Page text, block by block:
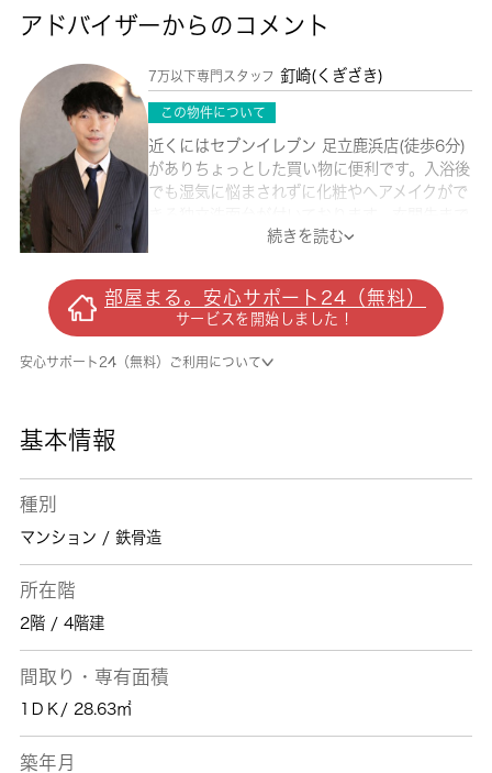
アドバイザーからのコメント
7万以下専門スタッフ 釘崎(くぎざき)
この物件について
近くにはセブンイレブン 足立鹿浜店(徒歩6分)
がありちょっとした買い物に便利です。入浴後
でも湿気に悩まされずに化粧やヘアメイクがで
覗き穴を覗きに行かなくてもインターホン越し
ます。防犯対策もバッチリなマンションタイプ
の物件です。こちらの物件の家賃は7万です。
駐輪場付きの物件です。足立区エリアでの新生
活をご検討の方に、素敵な暮らしを当社のスタ
続きを読む
部屋まる。安心サポート24（無料）
サービスを開始しました！
安心サポート24（無料）ご利用について
基本情報
種別
マンション / 鉄骨造
所在階
2階 / 4階建
間取り・専有面積
1ＤＫ/ 28.63㎡
築年月